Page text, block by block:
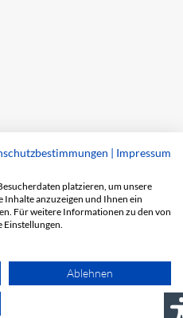
| Impressum
platzieren, um unsere
Inhalte anzuzeigen und Ihnen ein
Für weitere Informationen zu den von
Einstellungen.
Ablehnen